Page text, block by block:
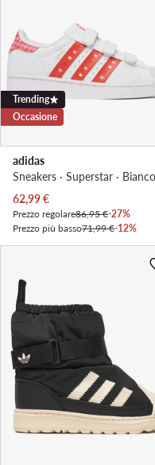
Trending
Occasione
adidas
Sneakers · Superstar · Bianco
Prezzo attuale
62,99€
Prezzo regolare86,95 €-27%
Prezzo più basso71,99 €-12%